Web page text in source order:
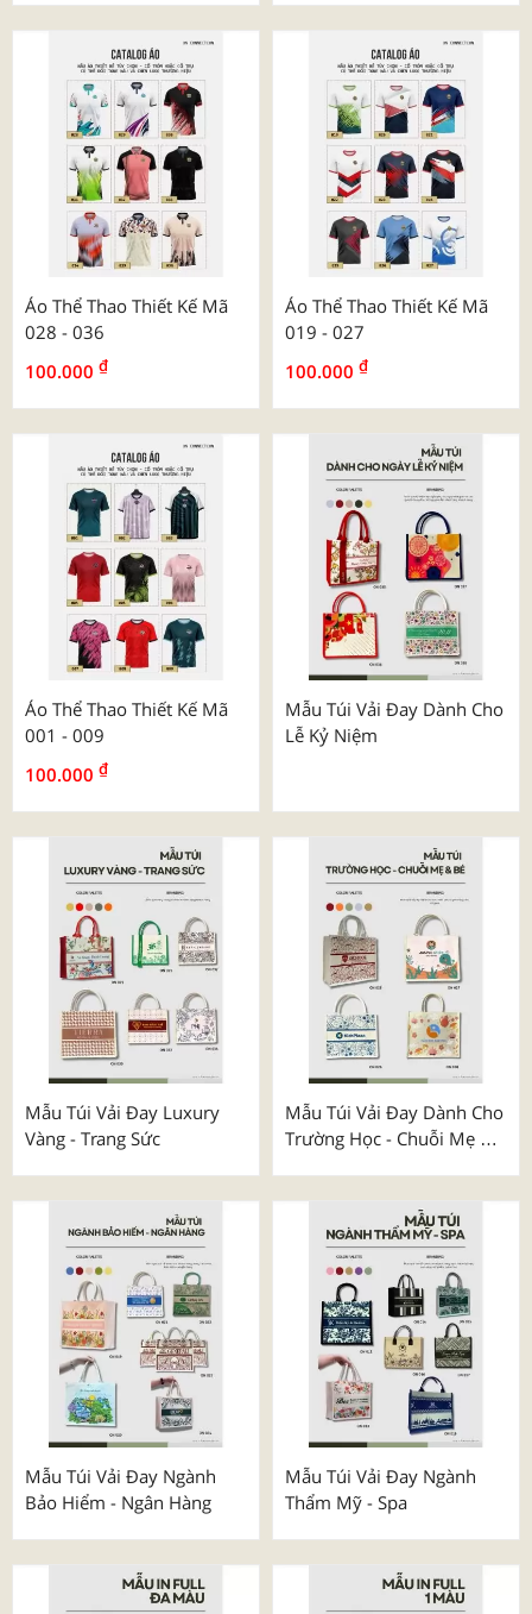
Áo Thể Thao Thiết Kế Mã
028 - 036
100.000 ₫
Áo Thể Thao Thiết Kế Mã
019 - 027
100.000 ₫
Áo Thể Thao Thiết Kế Mã
001 - 009
100.000 ₫
Mẫu Túi Vải Đay Dành Cho
Lễ Kỷ Niệm
Mẫu Túi Vải Đay Luxury
Vàng - Trang Sức
Mẫu Túi Vải Đay Dành Cho
Trường Học - Chuỗi Mẹ &
Mẫu Túi Vải Đay Ngành
Bảo Hiểm - Ngân Hàng
Mẫu Túi Vải Đay Ngành
Thẩm Mỹ - Spa